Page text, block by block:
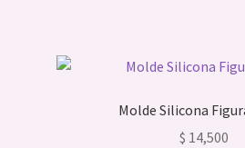
Molde Silicona
$ 14,500